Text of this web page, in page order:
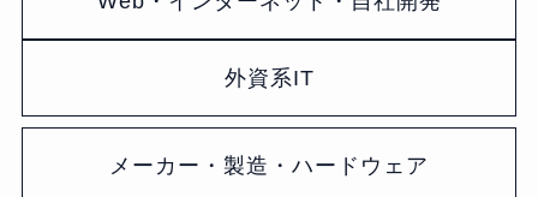
外資系IT
メーカー・製造・ハードウェア